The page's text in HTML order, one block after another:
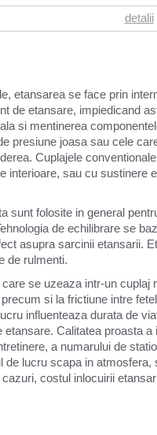
detalii
etansarea se face prin
de etansare, impiedicand
si mentinerea
presiune joasa sau cele
Cuplajele
interioare, sau cu sustinere
sunt folosite in general
de echilibrare se
asupra sarcinii etansarii.
de rulmenti.
se uzeaza intr-un cuplaj
si la frictiune intre
influenteaza durata de
Calitatea proasta
a numarului de
lucru scapa in
costul inlocuirii